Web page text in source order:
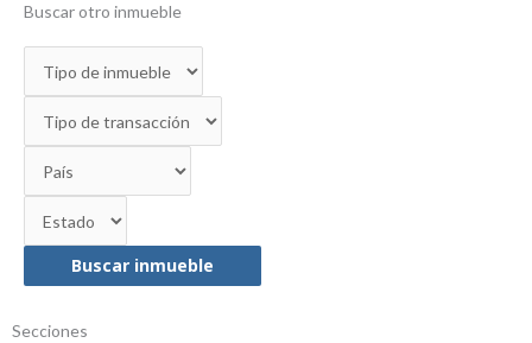
Buscar otro inmueble
Buscar inmueble
Secciones